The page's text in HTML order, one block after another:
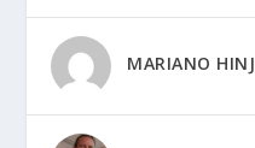
MARIANO